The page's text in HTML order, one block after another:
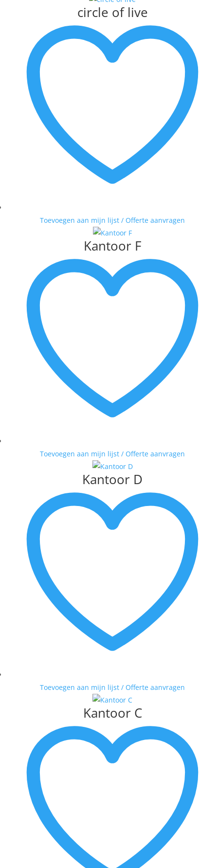
MATTIE SCHILDERS
MICHEL POORT
MILOU HONIG
MUNNIK
PETER BASTIAANSEN
PETER MEIJER
ROEL HOFMAN
RON VAN DE WERF
RONALD BOONACKER
S. PAULISSEN
SELWIN SENATORI
SJER JACOBS
SUSAN RUITER
VAN DAM
WENDY BRAUCKMAN
WIL WILLEMSE
circle of live
Toevoegen aan mijn lijst / Offerte aanvragen
Kantoor F
Toevoegen aan mijn lijst / Offerte aanvragen
Kantoor D
Toevoegen aan mijn lijst / Offerte aanvragen
Kantoor C